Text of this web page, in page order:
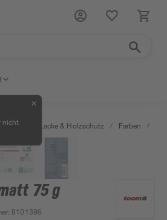
nicht
✕
/ Farben, Lacke & Holzschutz / Farben /
75 g
: 8101396